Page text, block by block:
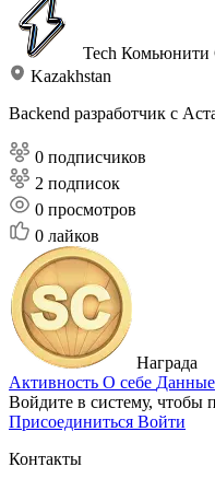
Tech Комьюнити
Kazakhstan
Backend разработчик с
0 подписчиков
2 подписок
0 просмотров
0 лайков
Награда
Активность О себе Данные
Войдите в систему, чтобы
Присоединиться Войти
Контакты